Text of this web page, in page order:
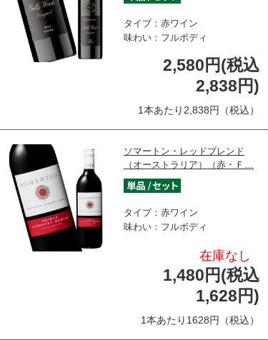
タイプ：赤ワイン
味わい：フルボディ
2,580円(税込
2,838円)
1本あたり2,838円（税込）
ソマートン・レッドブレンド
（オーストラリア）（赤・Ｆ…
タイプ：赤ワイン
味わい：フルボディ
在庫なし
1,480円(税込
1,628円)
1本あたり1628円（税込）